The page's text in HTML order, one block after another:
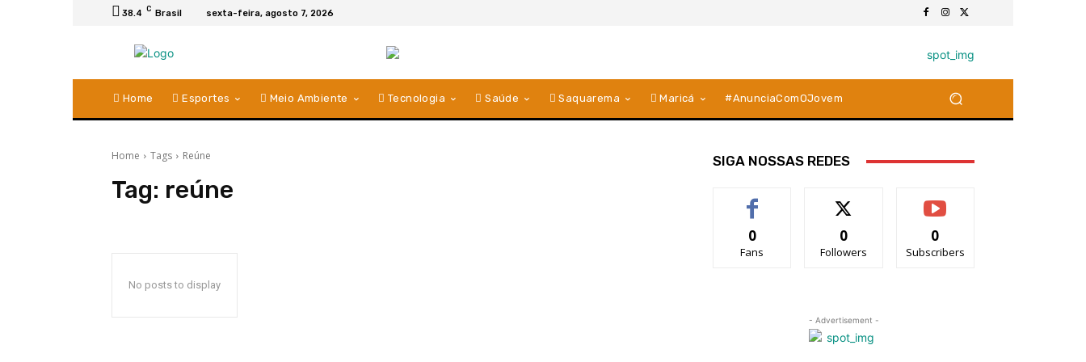
38.4 C Brasil sexta-feira, agosto 7, 2026
Home Esportes Meio Ambiente Tecnologia Saúde Saquarema Maricá #AnunciaComOJovem
Home Tags Reúne
Tag: reúne
No posts to display
SIGA NOSSAS REDES
0
Fans
0
Followers
0
Subscribers
- Advertisement -